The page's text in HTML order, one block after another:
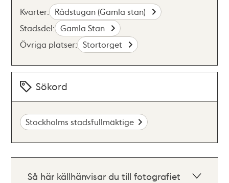
Kvarter: Rådstugan (Gamla stan)
Stadsdel: Gamla Stan
Övriga platser: Stortorget
Sökord
Stockholms stadsfullmäktige
Så här källhänvisar du till fotografiet